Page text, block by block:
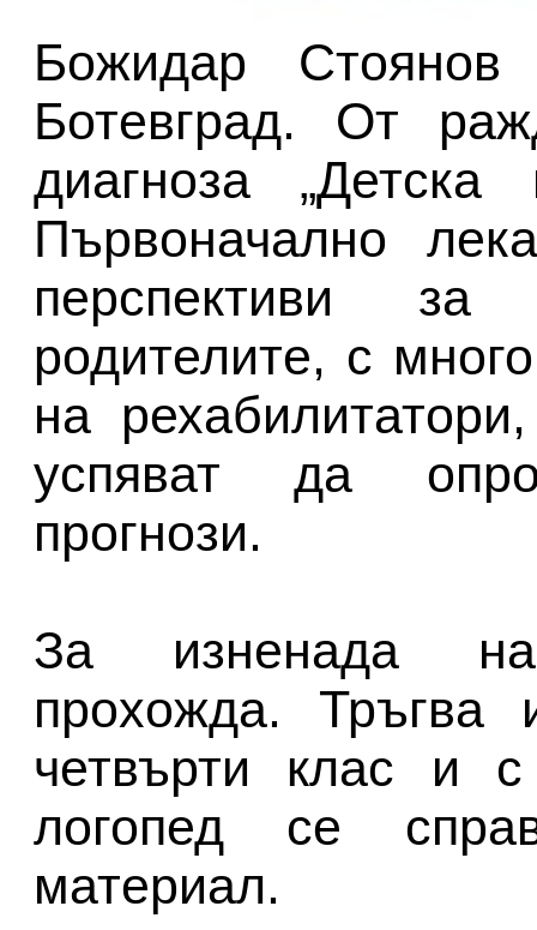
Божидар
Ботевград. От
диагноза „Детска
Първоначално
перспективи
родителите, с
на
успяват да
прогнози.
За изненада
прохожда.
четвърти клас и
логопед се
материал.